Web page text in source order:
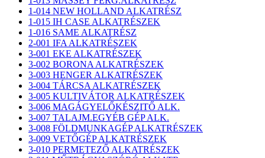
1-014 NEW HOLLAND ALKATRÉSZ
1-015 IH CASE ALKATRÉSZEK
1-016 SAME ALKATRÉSZ
2-001 IFA ALKATRÉSZEK
3-001 EKE ALKATRÉSZEK
3-002 BORONA ALKATRÉSZEK
3-003 HENGER ALKATRÉSZEK
3-004 TÁRCSA ALKATRÉSZEK
3-005 KULTIVÁTOR ALKATRÉSZEK
3-006 MAGÁGYELŐKÉSZITŐ ALK.
3-007 TALAJM.EGYÉB GÉP ALK.
3-008 FÖLDMUNKAGÉP ALKATRÉSZEK
3-009 VETŐGÉP ALKATRÉSZEK
3-010 PERMETEZŐ ALKATRÉSZEK